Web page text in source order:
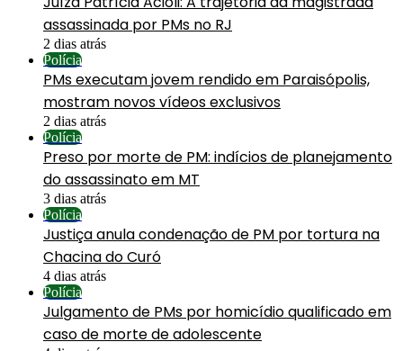
assassinada por PMs no RJ
2 dias atrás
Polícia
PMs executam jovem rendido em Paraisópolis,
mostram novos vídeos exclusivos
2 dias atrás
Polícia
Preso por morte de PM: indícios de planejamento
do assassinato em MT
3 dias atrás
Polícia
Justiça anula condenação de PM por tortura na
Chacina do Curó
4 dias atrás
Polícia
Julgamento de PMs por homicídio qualificado em
caso de morte de adolescente